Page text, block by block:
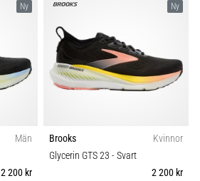
Ny
Män
2 200 kr
Ny
Brooks
Kvinnor
Glycerin GTS 23 - Svart
2 200 kr